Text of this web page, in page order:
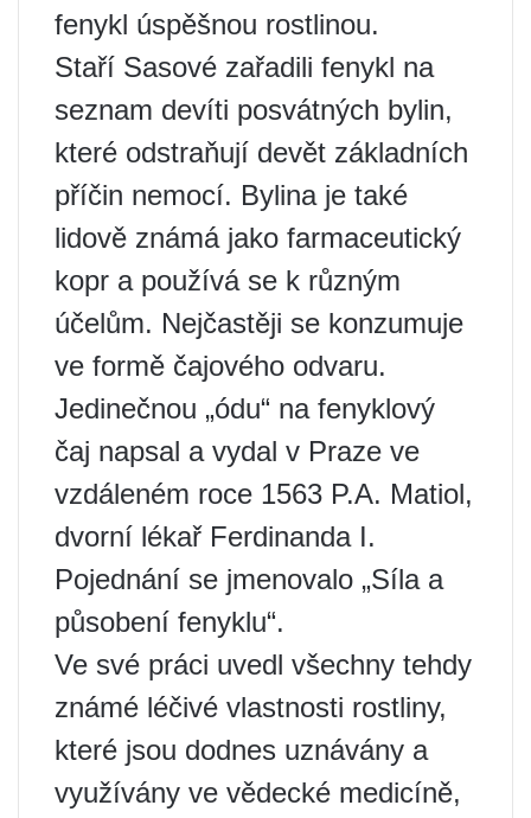
fenykl úspěšnou rostlinou.
Staří Sasové zařadili fenykl na
seznam devíti posvátných bylin,
které odstraňují devět základních
příčin nemocí. Bylina je také
lidově známá jako farmaceutický
kopr a používá se k různým
účelům. Nejčastěji se konzumuje
ve formě čajového odvaru.
Jedinečnou „ódu“ na fenyklový
čaj napsal a vydal v Praze ve
vzdáleném roce 1563 P.A. Matiol,
dvorní lékař Ferdinanda I.
Pojednání se jmenovalo „Síla a
působení fenyklu“.
Ve své práci uvedl všechny tehdy
známé léčivé vlastnosti rostliny,
které jsou dodnes uznávány a
využívány ve vědecké medicíně,